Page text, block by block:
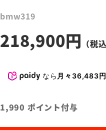
bmw319
218,900
なら 月々36,483円
1,990 ポイント付与